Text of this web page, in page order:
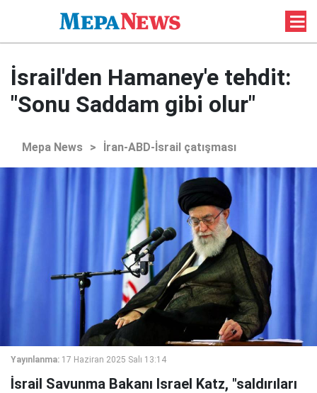
İsrail'den Hamaney'e tehdit:
"Sonu Saddam gibi olur"
Mepa News > İran-ABD-İsrail çatışması
Yayınlanma: 17 Haziran 2025 Salı 13:14
İsrail Savunma Bakanı Israel Katz, "saldırıları